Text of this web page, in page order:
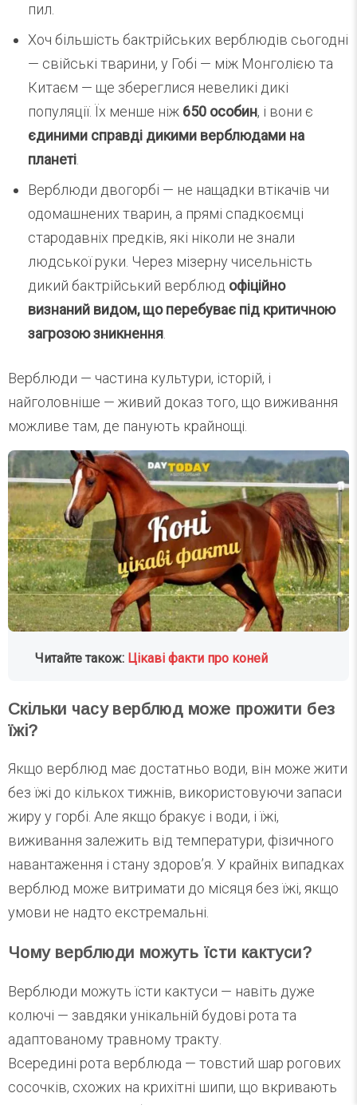
пил.
Хоч більшість бактрійських верблюдів сьогодні
— свійські тварини, у Гобі — між Монголією та
Китаєм — ще збереглися невеликі дикі
популяції. Їх менше ніж 650 особин, і вони є
єдиними справді дикими верблюдами на
планеті.
Верблюди двогорбі — не нащадки втікачів чи
одомашнених тварин, а прямі спадкоємці
стародавніх предків, які ніколи не знали
людської руки. Через мізерну чисельність
дикий бактрійський верблюд офіційно
визнаний видом, що перебуває під критичною
загрозою зникнення.
Верблюди — частина культури, історій, і
найголовніше — живий доказ того, що виживання
можливе там, де панують крайнощі.
Читайте також: Цікаві факти про коней
Скільки часу верблюд може прожити без
їжі?
Якщо верблюд має достатньо води, він може жити
без їжі до кількох тижнів, використовуючи запаси
жиру у горбі. Але якщо бракує і води, і їжі,
виживання залежить від температури, фізичного
навантаження і стану здоров’я. У крайніх випадках
верблюд може витримати до місяця без їжі, якщо
умови не надто екстремальні.
Чому верблюди можуть їсти кактуси?
Верблюди можуть їсти кактуси — навіть дуже
колючі — завдяки унікальній будові рота та
адаптованому травному тракту.
Всередині рота верблюда — товстий шар рогових
сосочків, схожих на крихітні шипи, що вкривають